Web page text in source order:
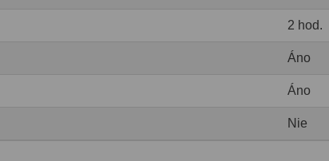
2 hod.
Áno
Áno
Nie